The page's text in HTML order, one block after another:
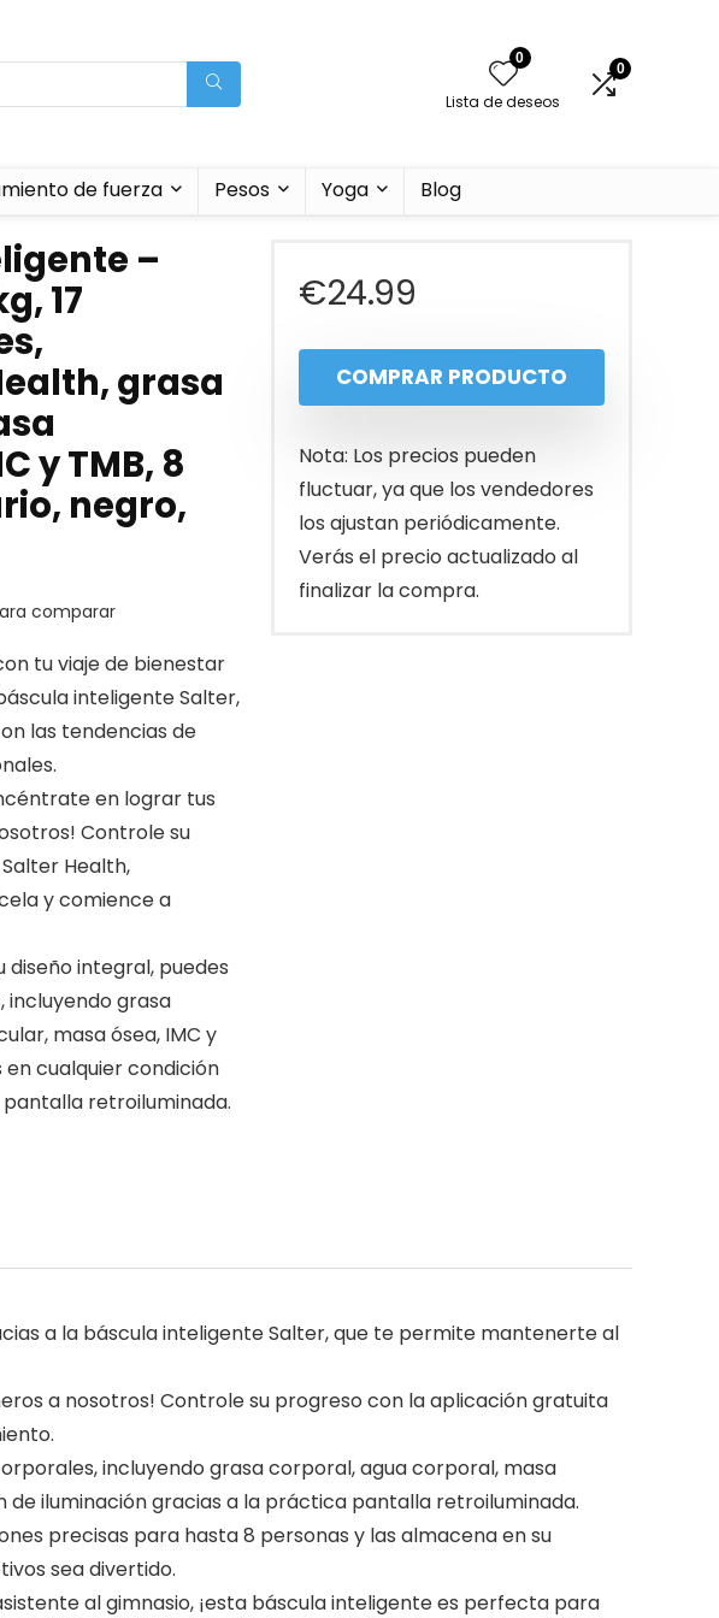
0
Lista de deseos
0
de fuerza Pesos Yoga Blog
–
17
grasa
y TMB, 8
negro,
comparar
tu viaje de bienestar
inteligente Salter,
las tendencias de
en lograr tus
Controle su
Health,
y comience a
diseño integral, puedes
incluyendo grasa
masa ósea, IMC y
en cualquier condición
retroiluminada.
€24.99
COMPRAR PRODUCTO
Nota: Los precios pueden
fluctuar, ya que los vendedores
los ajustan periódicamente.
Verás el precio actualizado al
finalizar la compra.
a la báscula inteligente Salter, que te permite mantenerte al
a nosotros! Controle su progreso con la aplicación gratuita
incluyendo grasa corporal, agua corporal, masa
de iluminación gracias a la práctica pantalla retroiluminada.
precisas para hasta 8 personas y las almacena en su
sea divertido.
al gimnasio, ¡esta báscula inteligente es perfecta para